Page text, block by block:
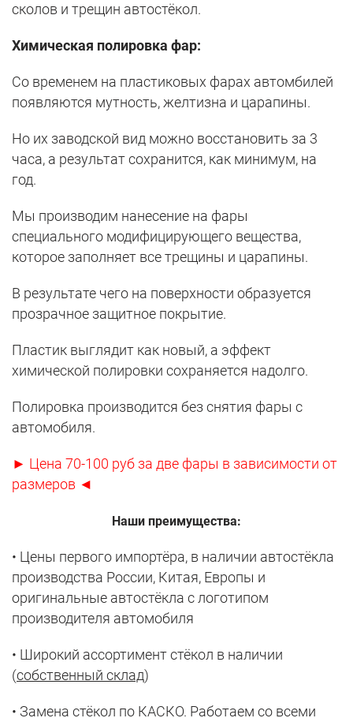
сколов и трещин автостёкол.
Химическая полировка фар:
Со временем на пластиковых фарах автомбилей
появляются мутность, желтизна и царапины.
Но их заводской вид можно восстановить за 3
часа, а результат сохранится, как минимум, на
год.
Мы производим нанесение на фары
специального модифицирующего вещества,
которое заполняет все трещины и царапины.
В результате чего на поверхности образуется
прозрачное защитное покрытие.
Пластик выглядит как новый, а эффект
химической полировки сохраняется надолго.
Полировка производится без снятия фары с
автомобиля.
► Цена 70-100 руб за две фары в зависимости от
размеров ◄
Наши преимущества:
• Цены первого импортёра, в наличии автостёкла
производства России, Китая, Европы и
оригинальные автостёкла с логотипом
производителя автомобиля
• Широкий ассортимент стёкол в наличии
(собственный склад)
• Замена стёкол по КАСКО. Работаем со всеми